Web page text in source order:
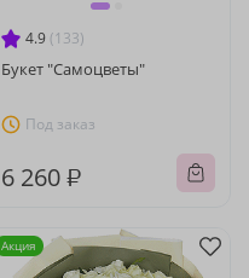
4.9 (133)
Букет "Самоцветы"
Под заказ
6 260 ₽
Акция